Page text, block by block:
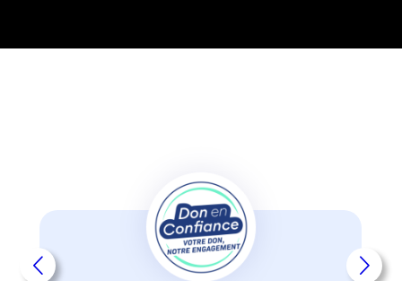
slide
slide suivant